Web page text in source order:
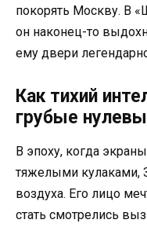
покорять Москву. В
он наконец-то
ему двери
Как тихий
грубые
В эпоху, когда
тяжелыми кулаками,
воздуха. Его лицо
стать смотрелись